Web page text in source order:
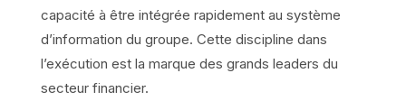
capacité à être intégrée rapidement au système
d’information du groupe. Cette discipline dans
l’exécution est la marque des grands leaders du
secteur financier.